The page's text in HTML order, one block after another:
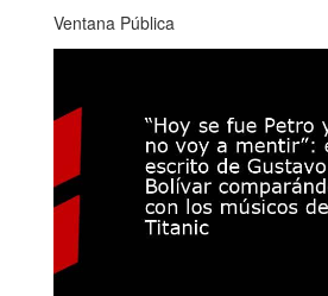
Ventana Pública